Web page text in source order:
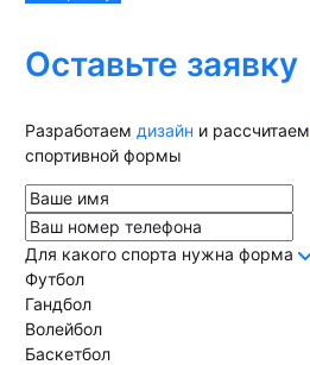
Оставьте заявку
Разработаем дизайн и рассчитаем
спортивной формы
Для какого спорта нужна форма
Футбол
Гандбол
Волейбол
Баскетбол